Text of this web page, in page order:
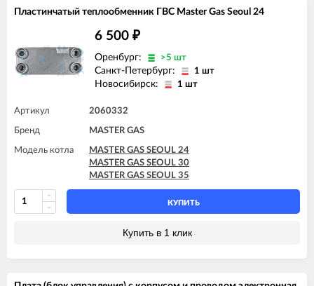
Пластинчатый теплообменник ГВС Master Gas Seoul 24
6 500 ₽
Оренбург: >5 шт
Санкт-Петербург: 1 шт
Новосибирск: 1 шт
Артикул 2060332
Бренд MASTER GAS
Модель котла
MASTER GAS SEOUL 24
MASTER GAS SEOUL 30
MASTER GAS SEOUL 35
КУПИТЬ
Купить в 1 клик